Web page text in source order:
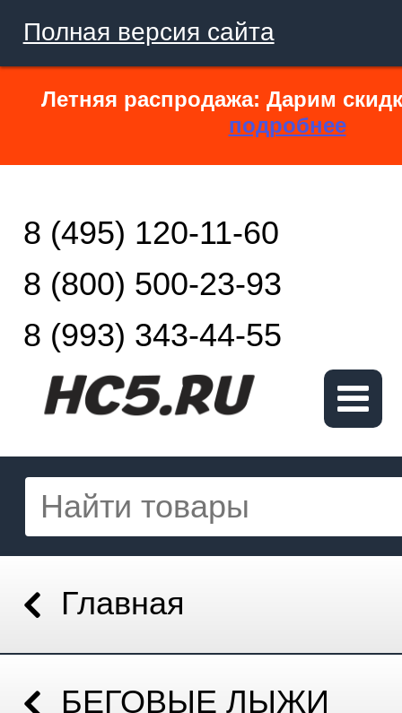
Полная версия сайта
Летняя распродажа: Дарим
подробнее
8 (495) 120-11-60
8 (800) 500-23-93
8 (993) 343-44-55
Главная
БЕГОВЫЕ ЛЫЖИ